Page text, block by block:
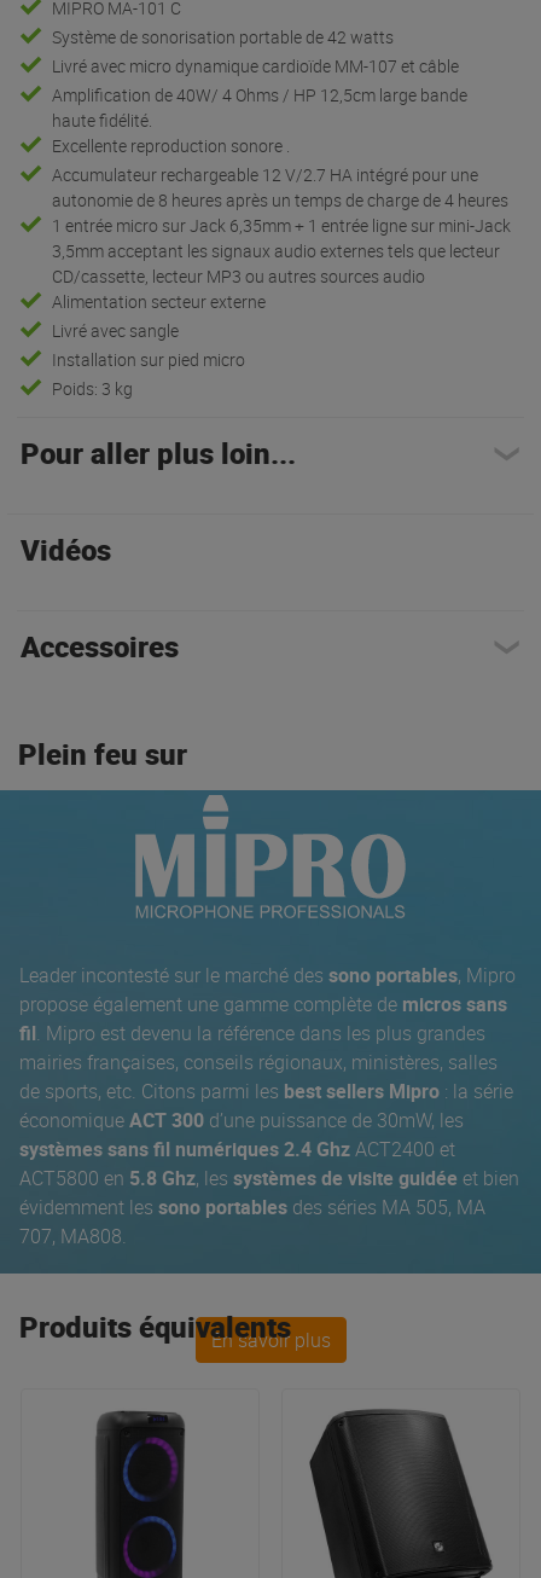
MIPRO MA-101 C
Système de sonorisation portable de 42 watts
Livré avec micro dynamique cardioïde MM-107 et câble
Amplification de 40W/ 4 Ohms / HP 12,5cm large bande
haute fidélité.
Excellente reproduction sonore .
Accumulateur rechargeable 12 V/2.7 HA intégré pour une
autonomie de 8 heures après un temps de charge de 4 heures
1 entrée micro sur Jack 6,35mm + 1 entrée ligne sur mini-Jack
3,5mm acceptant les signaux audio externes tels que lecteur
CD/cassette, lecteur MP3 ou autres sources audio
Alimentation secteur externe
Livré avec sangle
Installation sur pied micro
Poids: 3 kg
Pour aller plus loin...
Vidéos
Accessoires
Plein feu sur
Leader incontesté sur le marché des sono portables, Mipro
propose également une gamme complète de micros sans
fil. Mipro est devenu la référence dans les plus grandes
mairies françaises, conseils régionaux, ministères, salles
de sports, etc. Citons parmi les best sellers Mipro : la série
économiqueACT 300 d’une puissance de 30mW, les
systèmes sans fil numériques 2.4 GhzACT2400 et
ACT5800 en 5.8 Ghz, les systèmes de visite guidée et bien
évidemment les sono portables des séries MA 505, MA
707, MA808.
En savoir plus
Produits équivalents